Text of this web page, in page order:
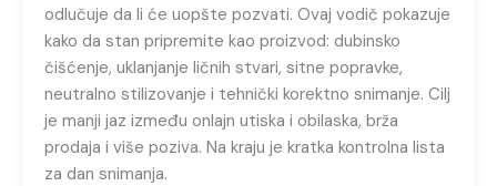
odlučuje da li će uopšte pozvati. Ovaj vodič pokazuje
kako da stan pripremite kao proizvod: dubinsko
čišćenje, uklanjanje ličnih stvari, sitne popravke,
neutralno stilizovanje i tehnički korektno snimanje. Cilj
je manji jaz između onlajn utiska i obilaska, brža
prodaja i više poziva. Na kraju je kratka kontrolna lista
za dan snimanja.